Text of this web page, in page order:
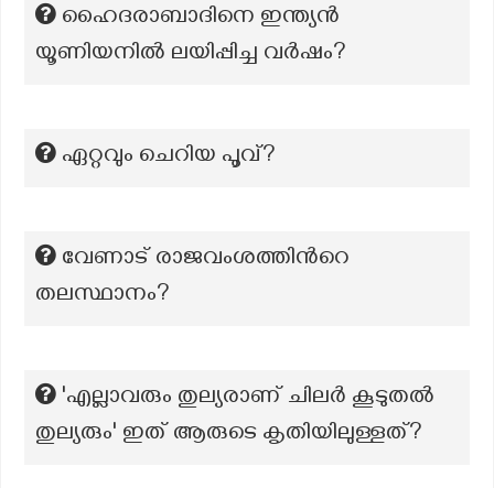
ഹൈദരാബാദിനെ ഇന്ത്യന്‍
യൂണിയനില്‍ ലയിപ്പിച്ച വര്‍ഷം?
ഏറ്റവും ചെറിയ പൂവ്?
വേണാട് രാജവംശത്തിന്‍റെ
തലസ്ഥാനം?
'എല്ലാവരും തുല്യരാണ് ചിലർ കൂടുതൽ
തുല്യരും' ഇത് ആരുടെ കൃതിയിലുള്ളത്?